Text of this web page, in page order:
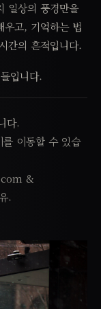
일상의 풍경만을
우고, 기억하는 법
간의 흔적입니다.
입니다.
다.
이동할 수 있습
&
.